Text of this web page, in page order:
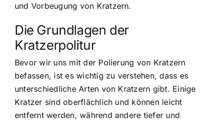
und Vorbeugung von Kratzern.
Die Grundlagen der
Kratzerpolitur
Bevor wir uns mit der Polierung von Kratzern
befassen, ist es wichtig zu verstehen, dass es
unterschiedliche Arten von Kratzern gibt. Einige
Kratzer sind oberflächlich und können leicht
entfernt werden, während andere tiefer und